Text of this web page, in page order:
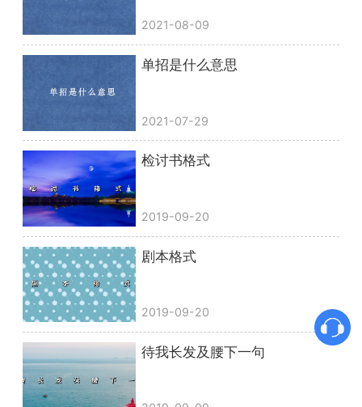
2021-08-09
单招是什么意思
2021-07-29
检讨书格式
2019-09-20
剧本格式
2019-09-20
待我长发及腰下一句